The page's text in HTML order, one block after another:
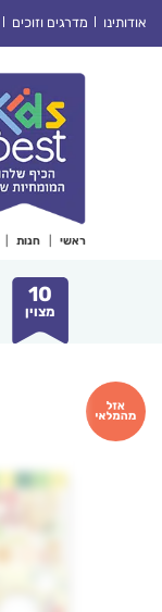
אודותינו מדרגים וזוכים
ראשי חנות
10
מצוין